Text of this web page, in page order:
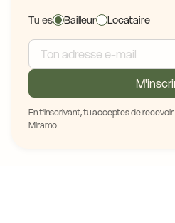
Tu es Bailleur Locataire
En t'inscrivant, tu acceptes de
Miramo.